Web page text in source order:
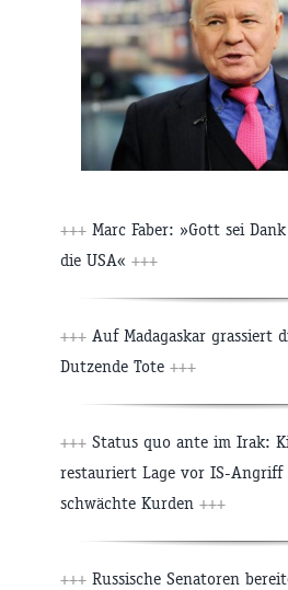
+++ Marc Faber: »Gott sei
die USA« +++
+++ Auf Madagaskar grassiert
Dutzende Tote +++
+++ Status quo ante im Irak:
restauriert Lage vor IS-Angriff
schwächte Kurden +++
+++ Russische Senatoren